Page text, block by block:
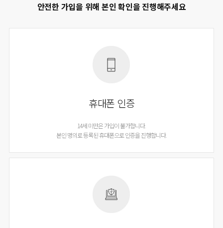
안전한 가입을 위해 본인 확인을 진행해주세요
휴대폰 인증
14세 미만은 가입이 불가합니다.
본인 명의로 등록된 휴대폰으로 인증을 진행합니다.